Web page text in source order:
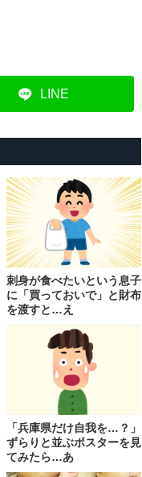
LINE
刺身が食べたいという息子
に「買っておいで」と財布
を渡すと…え
「兵庫県だけ自我を…？」
ずらりと並ぶポスターを見
てみたら…あ